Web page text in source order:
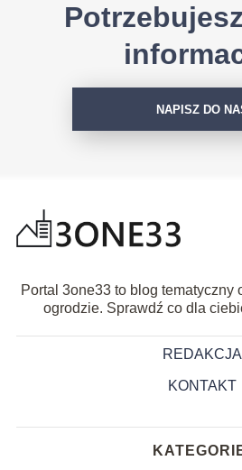
NAPISZ DO
Portal 3one33 to blog tematyczny
ogrodzie. Sprawdź co dla
REDAKCJA
KONTAKT